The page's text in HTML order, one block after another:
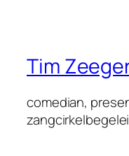
Tim
comedian,